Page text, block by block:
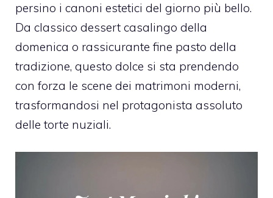
persino i canoni estetici del giorno più bello.
Da classico dessert casalingo della
domenica o rassicurante fine pasto della
tradizione, questo dolce si sta prendendo
con forza le scene dei matrimoni moderni,
trasformandosi nel protagonista assoluto
delle torte nuziali.